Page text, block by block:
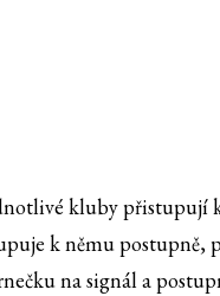
kluby přistupují
k němu
na signál a